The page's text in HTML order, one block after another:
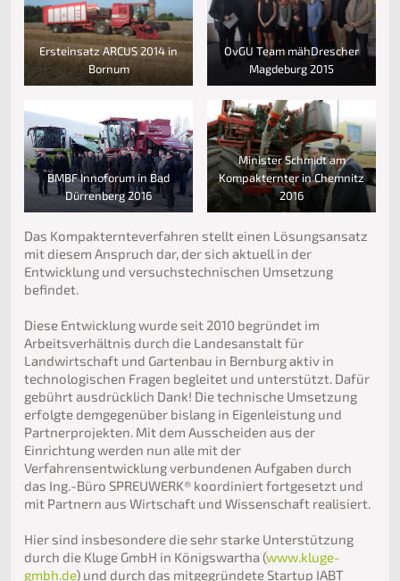
Ersteinsatz ARCUS 2014 in
Bornum
OvGU Team mähDrescher
Magdeburg 2015
BMBF Innoforum in Bad
Dürrenberg 2016
Minister Schmidt am
Kompakternter in Chemnitz
2016
Das Kompakternteverfahren stellt einen Lösungsansatz
mit diesem Anspruch dar, der sich aktuell in der
Entwicklung und versuchstechnischen Umsetzung
befindet.
Diese Entwicklung wurde seit 2010 begründet im
Arbeitsverhältnis durch die Landesanstalt für
Landwirtschaft und Gartenbau in Bernburg aktiv in
technologischen Fragen begleitet und unterstützt. Dafür
gebührt ausdrücklich Dank! Die technische Umsetzung
erfolgte demgegenüber bislang in Eigenleistung und
Partnerprojekten. Mit dem Ausscheiden aus der
Einrichtung werden nun alle mit der
Verfahrensentwicklung verbundenen Aufgaben durch
das Ing.-Büro SPREUWERK® koordiniert fortgesetzt und
mit Partnern aus Wirtschaft und Wissenschaft realisiert.
Hier sind insbesondere die sehr starke Unterstützung
durch die Kluge GmbH in Königswartha (www.kluge-
gmbh.de) und durch das mitgegründete Startup IABT